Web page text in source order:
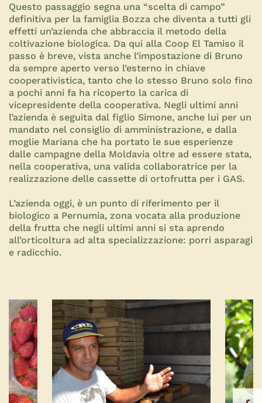
Questo passaggio segna una “scelta di campo”
definitiva per la famiglia Bozza che diventa a tutti gli
effetti un’azienda che abbraccia il metodo della
coltivazione biologica. Da qui alla Coop El Tamiso il
passo è breve, vista anche l’impostazione di Bruno
da sempre aperto verso l’esterno in chiave
cooperativistica, tanto che lo stesso Bruno solo fino
a pochi anni fa ha ricoperto la carica di
vicepresidente della cooperativa. Negli ultimi anni
l’azienda è seguita dal figlio Simone, anche lui per un
mandato nel consiglio di amministrazione, e dalla
moglie Mariana che ha portato le sue esperienze
dalle campagne della Moldavia oltre ad essere stata,
nella cooperativa, una valida collaboratrice per la
realizzazione delle cassette di ortofrutta per i GAS.
L’azienda oggi, è un punto di riferimento per il
biologico a Pernumia, zona vocata alla produzione
della frutta che negli ultimi anni si sta aprendo
all’orticoltura ad alta specializzazione: porri asparagi
e radicchio.